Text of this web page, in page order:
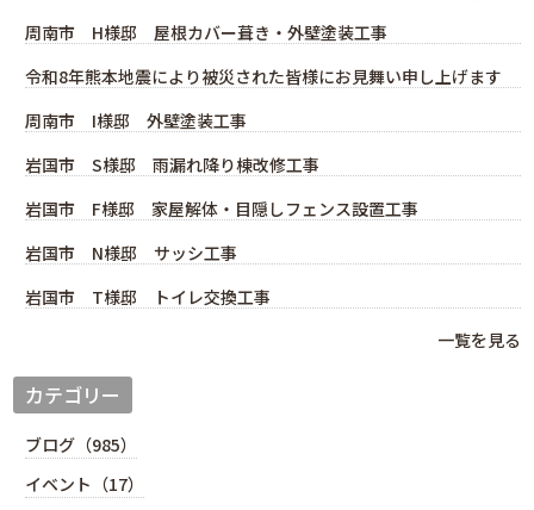
周南市 H様邸 屋根カバー葺き・外壁塗装工事
令和8年熊本地震により被災された皆様にお見舞い申し上げます
周南市 I様邸 外壁塗装工事
岩国市 S様邸 雨漏れ降り棟改修工事
岩国市 F様邸 家屋解体・目隠しフェンス設置工事
岩国市 N様邸 サッシ工事
岩国市 T様邸 トイレ交換工事
一覧を見る
カテゴリー
ブログ（985）
イベント（17）